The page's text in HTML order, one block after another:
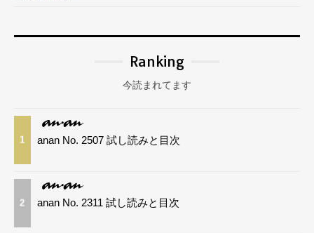
Ranking
今読まれてます
1 anan No. 2507 試し読みと目次
2 anan No. 2311 試し読みと目次